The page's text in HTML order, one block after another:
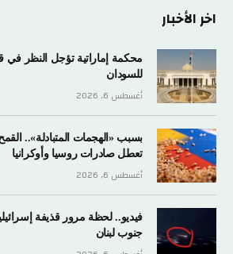
اخر الأخبار
محكمة إماراتية تؤجل النظر في
للسودان
أغسطس 6, 2026
بسبب «الهجمات المتبادلة»..
تعطل صادرات روسيا وأوكرانيا
أغسطس 6, 2026
فيديو.. لحظة مرور قذيفة
جنوب لبنان